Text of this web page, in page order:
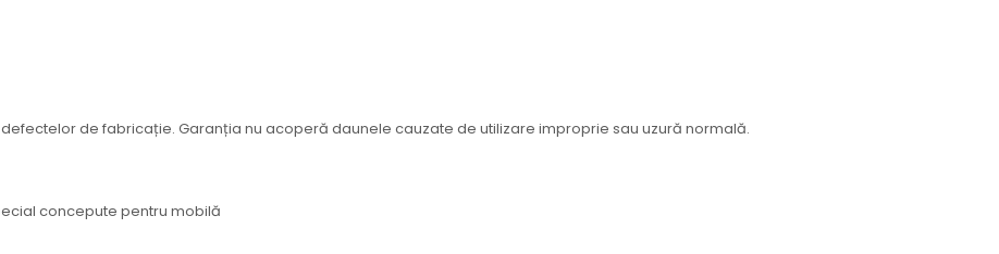
de fabricație. Garanția nu acoperă daunele cauzate de utilizare improprie sau uzură normală.
concepute pentru mobilă